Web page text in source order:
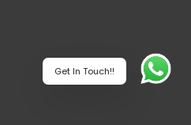
Get In Touch!!